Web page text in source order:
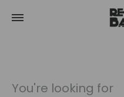
You're looking for